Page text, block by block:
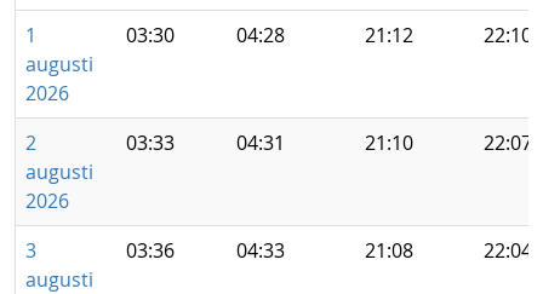
1
augusti
2026
03:30 04:28 21:12 22:10
2
augusti
2026
03:33 04:31 21:10 22:07
3
augusti
03:36 04:33 21:08 22:04